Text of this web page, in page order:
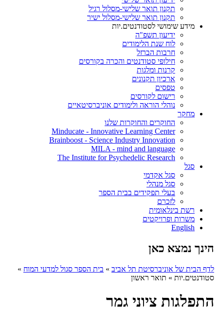
תקנון תואר שלישי-מסלול רגיל
תקנון תואר שלישי-מסלול ישיר
מידע שימושי לסטודנטים.יות
ידיעון תשפ"ה
לוח שנת הלימודים
חרבות הברזל
חילופי סטודנטים והכרה בקורסים
קרנות ומלגות
ארכיון תקנונים
טפסים
רישום לקורסים
נוהלי הוראה ולימודים אוניברסיטאיים
מחקר
החוקרים והחוקרות שלנו
Minducate - Innovative Learning Center
Brainboost - Science Industry Innovation
MILA - mind and language
The Institute for Psychedelic Research
סגל
סגל אקדמי
סגל מנהלי
בעלי תפקידים בבית הספר
לזכרם
רשת בינלאומית
משרות ופרויקטים
English
הינך נמצא כאן
לדף הבית של אוניברסיטת תל אביב » בית הספר סגול למדעי המוח »
סטודנטים.יות » תואר ראשון
התפלגות ציוני גמר